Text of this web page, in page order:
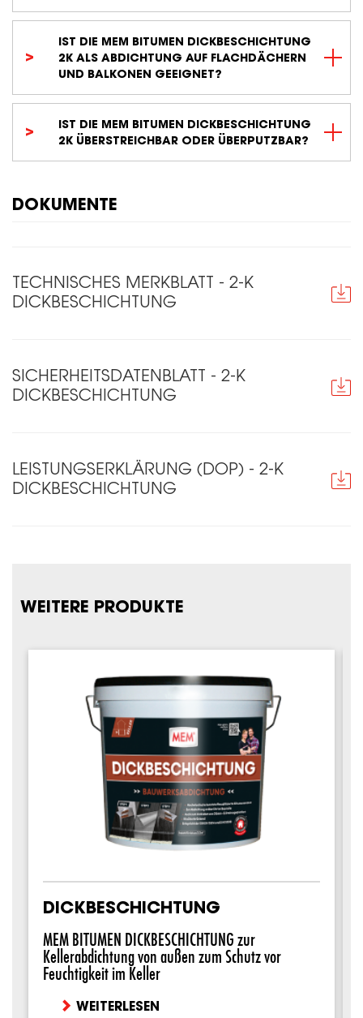
IST DIE MEM BITUMEN DICKBESCHICHTUNG
2K ALS ABDICHTUNG AUF FLACHDÄCHERN
UND BALKONEN GEEIGNET?
IST DIE MEM BITUMEN DICKBESCHICHTUNG
2K ÜBERSTREICHBAR ODER ÜBERPUTZBAR?
DOKUMENTE
TECHNISCHES MERKBLATT - 2-K
DICKBESCHICHTUNG
SICHERHEITSDATENBLATT - 2-K
DICKBESCHICHTUNG
LEISTUNGSERKLÄRUNG (DOP) - 2-K
DICKBESCHICHTUNG
WEITERE PRODUKTE
DICKBESCHICHTUNG
MEM BITUMEN DICKBESCHICHTUNG zur
Kellerabdichtung von außen zum Schutz vor
Feuchtigkeit im Keller
WEITERLESEN